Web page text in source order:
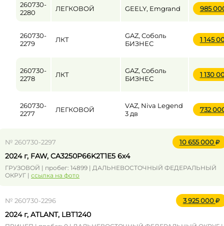
260730-
2280
ЛЕГКОВОЙ GEELY, Emgrand 985
260730-
2279
ЛКТ
GAZ, Соболь
БИЗНЕС
1 145
260730-
2278
ЛКТ
GAZ, Соболь
БИЗНЕС
1 130
260730-
2277
ЛЕГКОВОЙ
VAZ, Niva Legend
3 дв
732
№ 260730-2297 10 655 000
2024 г, FAW, CA3250P66K2T1E5 6х4
ГРУЗОВОЙ | пробег: 14899 | ДАЛЬНЕВОСТОЧНЫЙ ФЕДЕРАЛЬНЫЙ
ОКРУГ | ссылка на фото
№ 260730-2296 3 925 000
2024 г, ATLANT, LBT1240